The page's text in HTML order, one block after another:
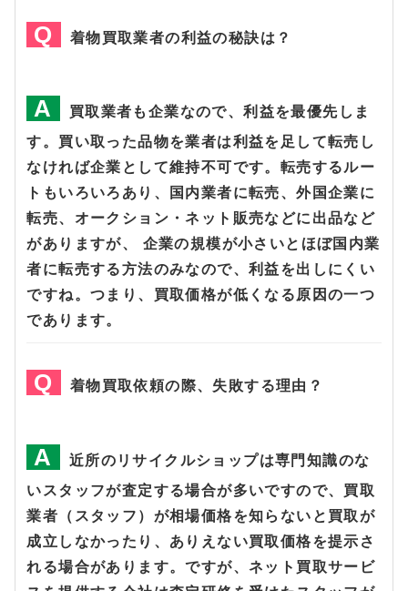
着物買取業者の利益の秘訣は？
買取業者も企業なので、利益を最優先しま
す。買い取った品物を業者は利益を足して転売し
なければ企業として維持不可です。転売するルー
トもいろいろあり、国内業者に転売、外国企業に
転売、オークション・ネット販売などに出品など
がありますが、 企業の規模が小さいとほぼ国内業
者に転売する方法のみなので、利益を出しにくい
ですね。つまり、買取価格が低くなる原因の一つ
であります。
着物買取依頼の際、失敗する理由？
近所のリサイクルショップは専門知識のな
いスタッフが査定する場合が多いですので、買取
業者（スタッフ）が相場価格を知らないと買取が
成立しなかったり、ありえない買取価格を提示さ
れる場合があります。ですが、ネット買取サービ